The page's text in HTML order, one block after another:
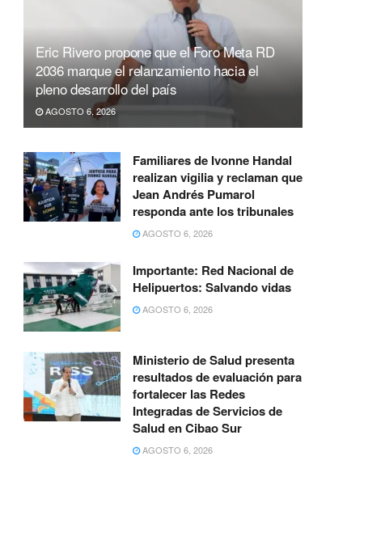
Eric Rivero propone que el Foro Meta RD
2036 marque el relanzamiento hacia el
pleno desarrollo del país
AGOSTO 6, 2026
Familiares de Ivonne Handal
realizan vigilia y reclaman que
Jean Andrés Pumarol
responda ante los tribunales
AGOSTO 6, 2026
Importante: Red Nacional de
Helipuertos: Salvando vidas
AGOSTO 6, 2026
Ministerio de Salud presenta
resultados de evaluación para
fortalecer las Redes
Integradas de Servicios de
Salud en Cibao Sur
AGOSTO 6, 2026